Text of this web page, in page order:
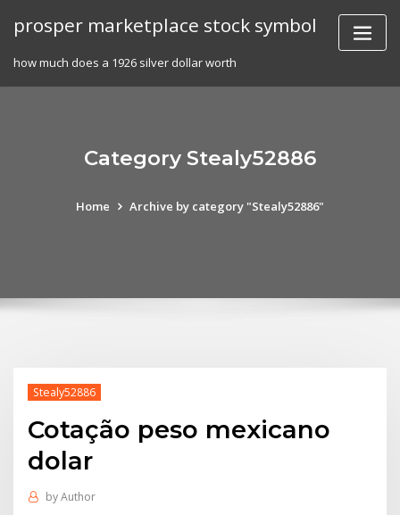
prosper marketplace stock symbol
how much does a 1926 silver dollar worth
Category Stealy52886
Home Archive by category "Stealy52886"
Stealy52886
Cotação peso mexicano
dolar
byAuthor